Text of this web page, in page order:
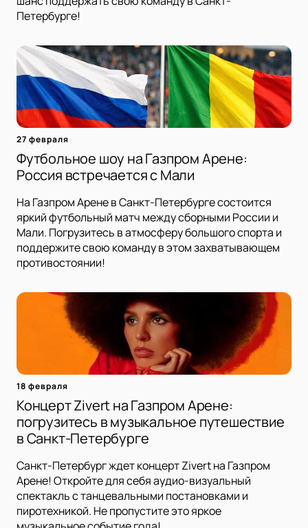
Петербурге!
27 февраля
Футбольное шоу на Газпром Арене:
Россия встречается с Мали
На Газпром Арене в Санкт-Петербурге состоится
яркий футбольный матч между сборными России и
Мали. Погрузитесь в атмосферу большого спорта и
поддержите свою команду в этом захватывающем
противостоянии!
18 февраля
Концерт Zivert на Газпром Арене:
погрузитесь в музыкальное путешествие
в Санкт-Петербурге
Санкт-Петербург ждет концерт Zivert на Газпром
Арене! Откройте для себя аудио-визуальный
спектакль с танцевальными постановками и
пиротехникой. Не пропустите это яркое